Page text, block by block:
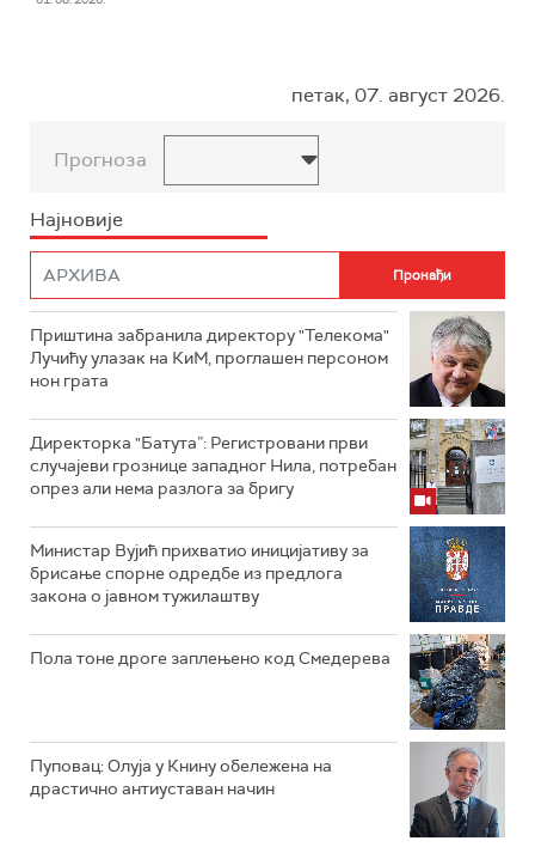
петак, 07. август 2026.
Прогноза
Најновије
Приштина забранила директору "Телекома"
Лучићу улазак на КиМ, проглашен персоном
нон грата
Директорка "Батута”: Регистровани први
случајеви грознице западног Нила, потребан
опрез али нема разлога за бригу
Министар Вујић прихватио иницијативу за
брисање спорне одредбе из предлога
закона o јавном тужилаштву
Пола тоне дроге заплењено код Смедерева
Пуповац: Олуја у Книну обележена на
драстично антиуставан начин